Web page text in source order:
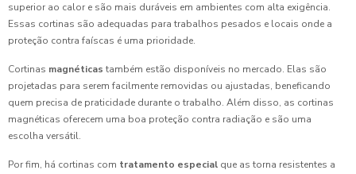
superior ao calor e são mais duráveis em ambientes com alta exigência.
Essas cortinas são adequadas para trabalhos pesados e locais onde a
proteção contra faíscas é uma prioridade.
Cortinas magnéticas também estão disponíveis no mercado. Elas são
projetadas para serem facilmente removidas ou ajustadas, beneficando
quem precisa de praticidade durante o trabalho. Além disso, as cortinas
magnéticas oferecem uma boa proteção contra radiação e são uma
escolha versátil.
Por fim, há cortinas com tratamento especial que as torna resistentes a